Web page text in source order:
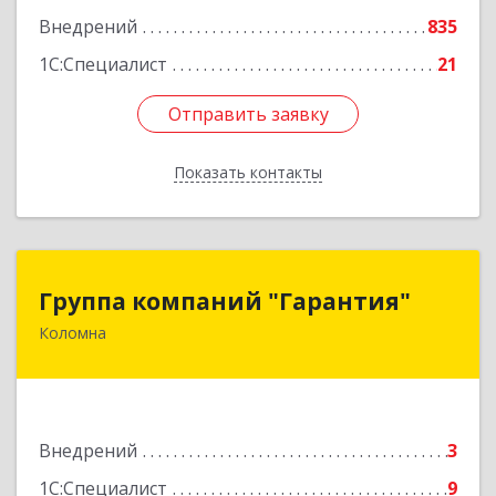
Внедрений
835
1С:Специалист
21
Отправить заявку
Показать контакты
Подробнее
Отправить заявку
Назад
Группа компаний "Гарантия"
Коломна
Внедрений
3
1С:Специалист
9
Группа компаний "Гарантия"
140407, Московская обл, Коломна г, Гагарина